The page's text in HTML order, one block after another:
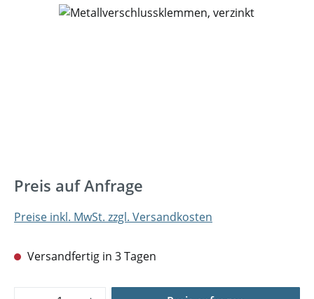
Bildergalerie überspringen
Preis auf Anfrage
Preise inkl. MwSt. zzgl. Versandkosten
Versandfertig in 3 Tagen